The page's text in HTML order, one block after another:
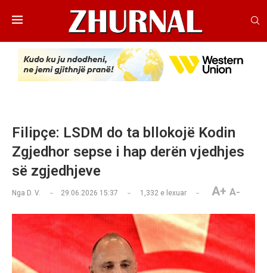
Filipçe: LSDM do ta bllokojë Kodin
Zgjedhor sepse i hap derën vjedhjes
së zgjedhjeve
Nga D. V. 29.06.2026 15:37 1,332 e lexuar A+ A-